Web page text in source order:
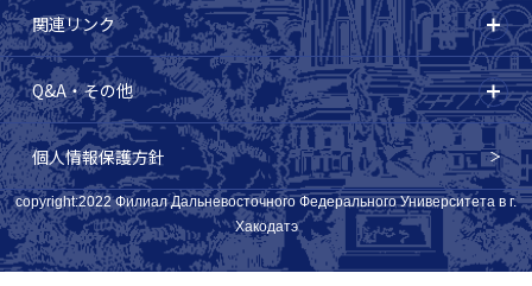
関連リンク
Q&A・その他
個人情報保護方針
copyright:2022 Филиал Дальневосточного Федерального Университета в г.
Хакодатэ